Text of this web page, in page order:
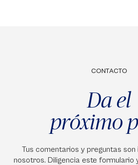
CONTACTO
Da el
próximo
Tus comentarios y preguntas
nosotros. Diligencia este formulario